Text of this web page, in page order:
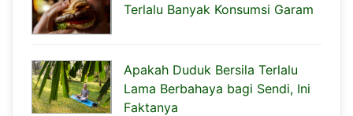
Terlalu Banyak Konsumsi Garam
Apakah Duduk Bersila Terlalu
Lama Berbahaya bagi Sendi, Ini
Faktanya